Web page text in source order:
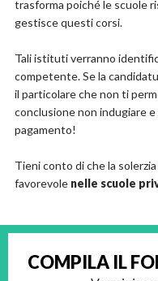
trasforma poiché le scuole
gestisce questi corsi.
Tali istituti verranno
competente. Se la
il particolare che non ti
conclusione non indugiare
pagamento!
Tieni conto di che la
favorevole nelle scuole
COMPILA IL